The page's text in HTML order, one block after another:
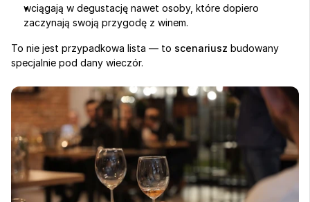
wciągają w degustację nawet osoby, które dopiero
zaczynają swoją przygodę z winem.
To nie jest przypadkowa lista — to scenariusz budowany
specjalnie pod dany wieczór.